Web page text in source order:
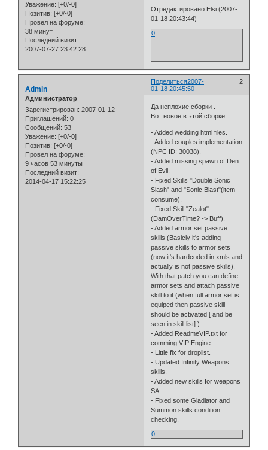
Уважение: [+0/-0]
Позитив: [+0/-0]
Провел на форуме:
38 минут
Последний визит:
2007-07-27 23:42:28
Отредактировано Elsi (2007-
01-18 20:43:44)
0
Поделиться 2
2007-
01-18 20:45:50
Admin
Администратор
Зарегистрирован: 2007-01-12
Приглашений: 0
Сообщений: 53
Уважение: [+0/-0]
Позитив: [+0/-0]
Провел на форуме:
9 часов 53 минуты
Последний визит:
2014-04-17 15:22:25
Да неплохие сборки .
Вот новое в этой сборке :
- Added wedding html files.
- Added couples implementation
(NPC ID: 30038).
- Added missing spawn of Den
of Evil.
- Fixed Skills "Double Sonic
Slash" and "Sonic Blast"(item
consume).
- Fixed Skill "Zealot"
(DamOverTime? -> Buff).
- Added armor set passive
skills (Basicly it's adding
passive skills to armor sets
(now it's hardcoded in xmls and
actually is not passive skills).
With that patch you can define
armor sets and attach passive
skill to it (when full armor set is
equiped then passive skill
should be activated [ and be
seen in skill list] ).
- Added ReadmeVIP.txt for
comming VIP Engine.
- Little fix for droplist.
- Updated Infinity Weapons
skills.
- Added new skills for weapons
SA.
- Fixed some Gladiator and
Summon skills condition
checking.
0